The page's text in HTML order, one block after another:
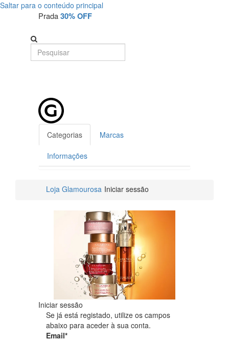
Saltar para o conteúdo principal
Iniciar
Sessão
Prada30% OFF
Categorias Marcas
Informações
Loja Glamourosa Iniciar sessão
Iniciar sessão
Se já está registado, utilize os campos
abaixo para aceder à sua conta.
Email*